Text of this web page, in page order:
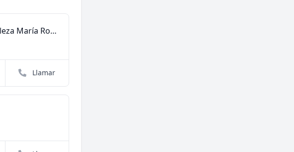
Salón de Belleza María Rosa
Llamar